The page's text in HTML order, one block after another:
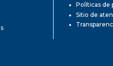
Políticas de
Sitio de